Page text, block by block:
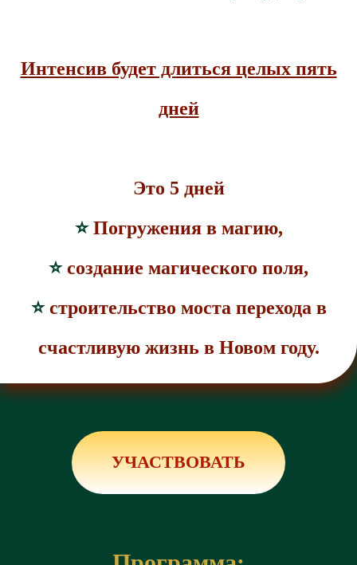
Интенсив будет длиться целых пять
дней
Это 5 дней
⭐️Погружения в магию,
⭐️создание магического поля,
⭐️строительство моста перехода в
счастливую жизнь в Новом году.
УЧАСТВОВАТЬ